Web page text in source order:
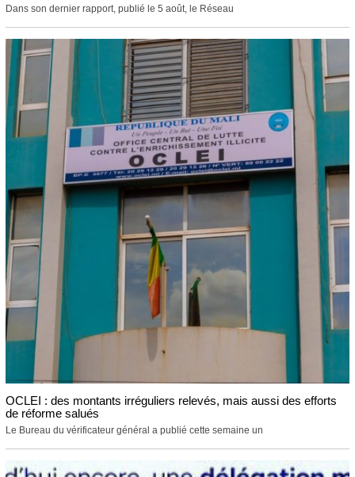
Dans son dernier rapport, publié le 5 août, le Réseau
OCLEI : des montants irréguliers relevés, mais aussi des efforts
de réforme salués
Le Bureau du vérificateur général a publié cette semaine un